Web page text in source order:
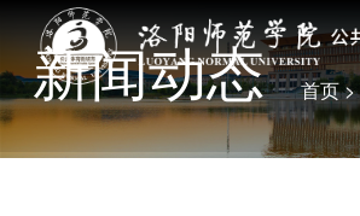
新闻动态 首页>